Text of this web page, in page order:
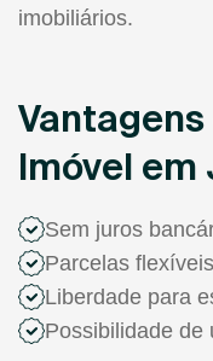
imobiliários.
Imóvel em
Sem juros
Parcelas flexíveis
Liberdade para
Possibilidade de